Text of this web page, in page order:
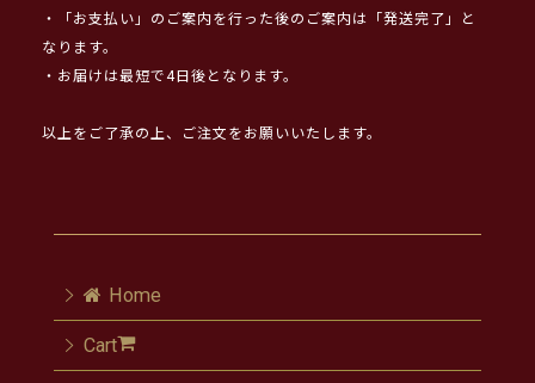
・「お支払い」のご案内を行った後のご案内は「発送完了」と
なります。
・お届けは最短で4日後となります。
以上をご了承の上、ご注文をお願いいたします。
Home
Cart